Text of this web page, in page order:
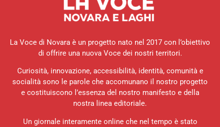
La Voce di Novara è un progetto nato nel 2017 con l’obiettivo
di offrire una nuova Voce dei nostri territori.
Curiosità, innovazione, accessibilità, identità, comunità e
socialità sono le parole che accomunano il nostro progetto
e costituiscono l’essenza del nostro manifesto e della
nostra linea editoriale.
Un giornale interamente online che nel tempo è stato